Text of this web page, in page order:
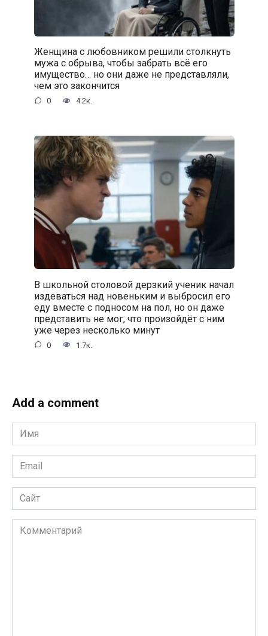
Женщина с любовником решили столкнуть
мужа с обрыва, чтобы забрать всё его
имущество… но они даже не представляли,
чем это закончится
0 4.2к.
В школьной столовой дерзкий ученик начал
издеваться над новеньким и выбросил его
еду вместе с подносом на пол, но он даже
представить не мог, что произойдёт с ним
уже через несколько минут
0 1.7к.
Add a comment
Имя
*
Email
*
Сайт
Комментарий